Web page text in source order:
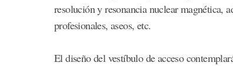
resolución y resonancia nuclear magnética,
profesionales, aseos, etc.
El diseño del vestíbulo de acceso